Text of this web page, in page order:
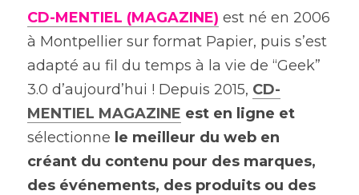
CD-MENTIEL (MAGAZINE) est né en 2006
à Montpellier sur format Papier, puis s’est
adapté au fil du temps à la vie de “Geek”
3.0 d’aujourd’hui ! Depuis 2015, CD-
MENTIEL MAGAZINE est en ligne et
sélectionne le meilleur du web en
créant du contenu pour des marques,
des événements, des produits ou des